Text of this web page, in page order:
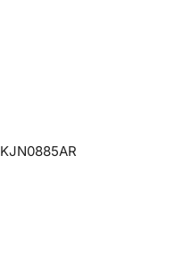
KJN0885AR